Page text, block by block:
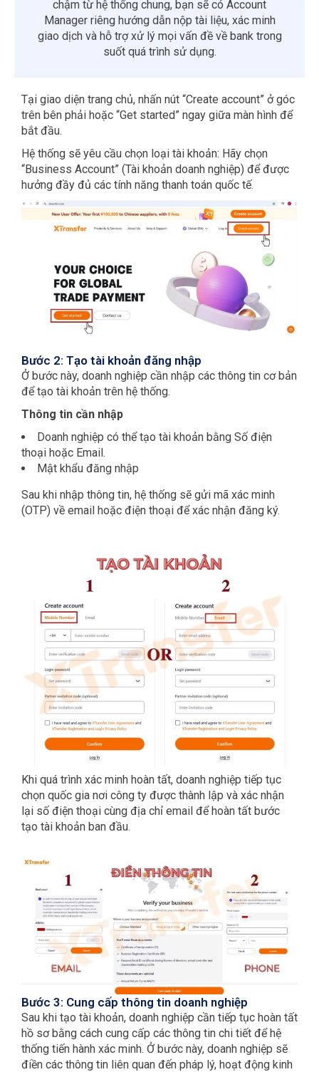
chậm từ hệ thống chung, bạn sẽ có Account
Manager riêng hướng dẫn nộp tài liệu, xác minh
giao dịch và hỗ trợ xử lý mọi vấn đề về bank trong
suốt quá trình sử dụng.
Tại giao diện trang chủ, nhấn nút “Create account” ở góc
trên bên phải hoặc “Get started” ngay giữa màn hình để
bắt đầu.
Hệ thống sẽ yêu cầu chọn loại tài khoản: Hãy chọn
“Business Account” (Tài khoản doanh nghiệp) để được
hưởng đầy đủ các tính năng thanh toán quốc tế.
Bước 2: Tạo tài khoản đăng nhập
Ở bước này, doanh nghiệp cần nhập các thông tin cơ bản
để tạo tài khoản trên hệ thống.
Thông tin cần nhập
Doanh nghiệp có thể tạo tài khoản bằng Số điện
thoại hoặc Email.
Mật khẩu đăng nhập
Sau khi nhập thông tin, hệ thống sẽ gửi mã xác minh
(OTP) về email hoặc điện thoại để xác nhận đăng ký.
Khi quá trình xác minh hoàn tất, doanh nghiệp tiếp tục
chọn quốc gia nơi công ty được thành lập và xác nhận
lại số điện thoại cùng địa chỉ email để hoàn tất bước
tạo tài khoản ban đầu.
Bước 3: Cung cấp thông tin doanh nghiệp
Sau khi tạo tài khoản, doanh nghiệp cần tiếp tục hoàn tất
hồ sơ bằng cách cung cấp các thông tin chi tiết để hệ
thống tiến hành xác minh. Ở bước này, doanh nghiệp sẽ
điền các thông tin liên quan đến pháp lý, hoạt động kinh